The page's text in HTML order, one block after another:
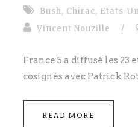
Bush, Chirac, Etats-
Vincent Nouzille
/
France 5 a diffusé les 23
cosignés avec Patrick
READ MORE